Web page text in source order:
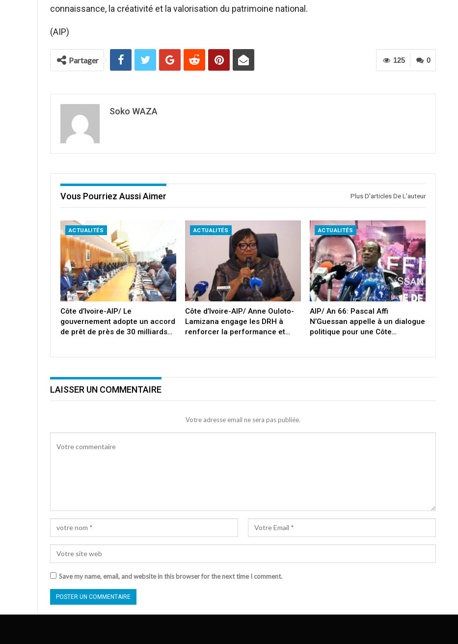
connaissance, la créativité et la valorisation du patrimoine national.
(AIP)
0
125
Partager
Soko WAZA
Vous Pourriez Aussi Aimer Plus D'articles De L'auteur
ACTUALITÉS
Côte d’Ivoire-AIP/ Le
gouvernement adopte un accord
de prêt de près de 30 milliards…
ACTUALITÉS
Côte d’Ivoire-AIP/ Anne Ouloto-
Lamizana engage les DRH à
renforcer la performance et…
ACTUALITÉS
AIP/ An 66: Pascal Affi
N’Guessan appelle à un dialogue
politique pour une Côte…
LAISSER UN COMMENTAIRE
Votre adresse email ne sera pas publiée.
Save my name, email, and website in this browser for the next time I comment.